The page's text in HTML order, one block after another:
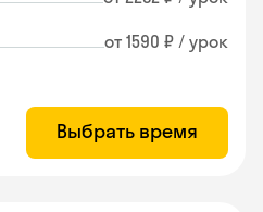
от 1590 ₽ / урок
Выбрать время